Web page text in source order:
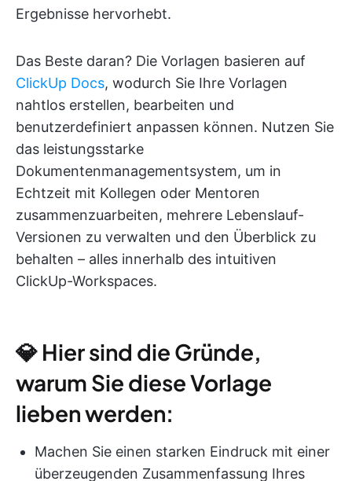
Ergebnisse hervorhebt.
Das Beste daran? Die Vorlagen basieren auf
ClickUp Docs, wodurch Sie Ihre Vorlagen
nahtlos erstellen, bearbeiten und
benutzerdefiniert anpassen können. Nutzen Sie
das leistungsstarke
Dokumentenmanagementsystem, um in
Echtzeit mit Kollegen oder Mentoren
zusammenzuarbeiten, mehrere Lebenslauf-
Versionen zu verwalten und den Überblick zu
behalten – alles innerhalb des intuitiven
ClickUp-Workspaces.
💎 Hier sind die Gründe,
warum Sie diese Vorlage
lieben werden:
Machen Sie einen starken Eindruck mit einer
überzeugenden Zusammenfassung Ihres